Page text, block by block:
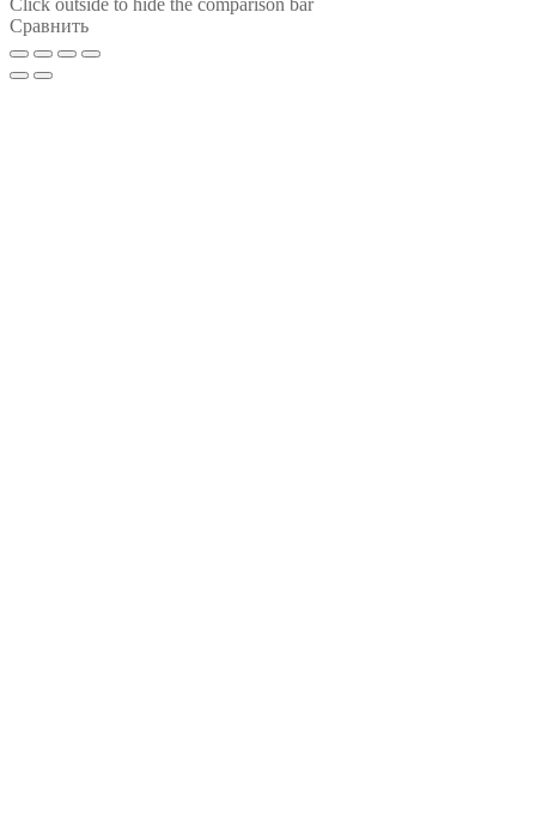
Click outside to hide the comparison bar
Сравнить